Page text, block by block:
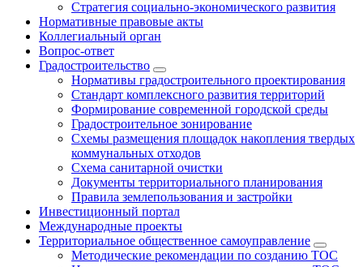
Стратегия социально-экономического развития
Нормативные правовые акты
Коллегиальный орган
Вопрос-ответ
Градостроительство
Нормативы градостроительного проектирования
Стандарт комплексного развития территорий
Формирование современной городской среды
Градостроительное зонирование
Схемы размещения площадок накопления твердых
коммунальных отходов
Схема санитарной очистки
Документы территориального планирования
Правила землепользования и застройки
Инвестиционный портал
Международные проекты
Территориальное общественное самоуправление
Методические рекомендации по созданию ТОС